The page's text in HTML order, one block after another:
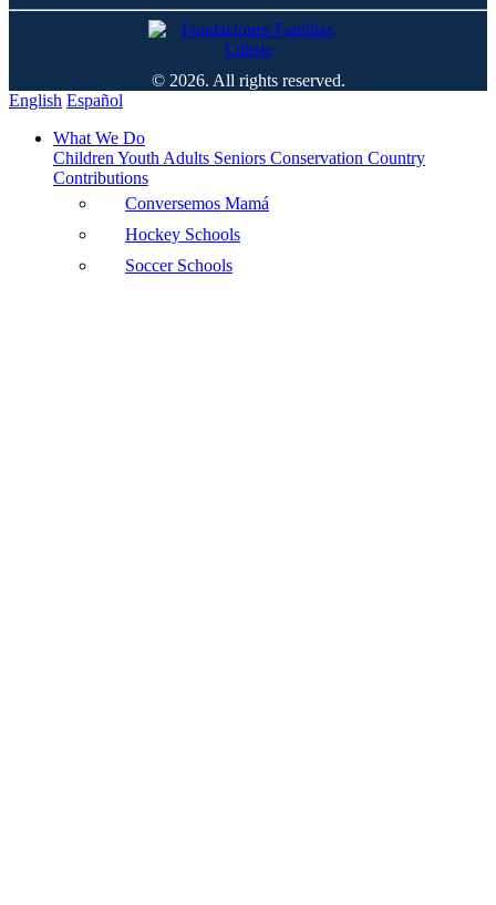
© 2026. All rights reserved.
English Español
What We Do
Children Youth Adults Seniors Conservation Country
Contributions
Conversemos Mamá
Hockey Schools
Soccer Schools